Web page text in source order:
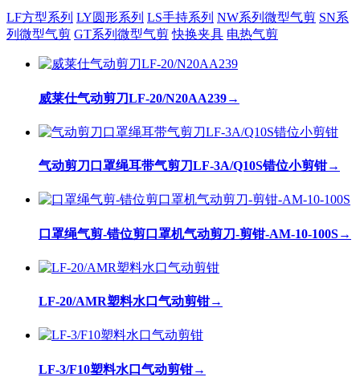
LF方型系列 LY圆形系列 LS手持系列 NW系列微型气剪 SN系
列微型气剪 GT系列微型气剪 快换夹具 电热气剪
威莱仕气动剪刀LF-20/N20AA239→
气动剪刀口罩绳耳带气剪刀LF-3A/Q10S错位小剪钳→
口罩绳气剪-错位剪口罩机气动剪刀-剪钳-AM-10-100S→
LF-20/AMR塑料水口气动剪钳→
LF-3/F10塑料水口气动剪钳→